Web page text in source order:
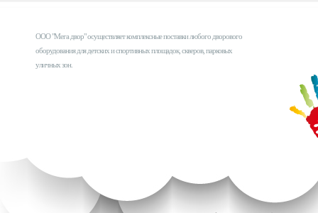
ООО "Мега двор" осуществляет комплексные поставки любого дворового
оборудования для детских и спортивных площадок, скверов, парковых
уличных зон.